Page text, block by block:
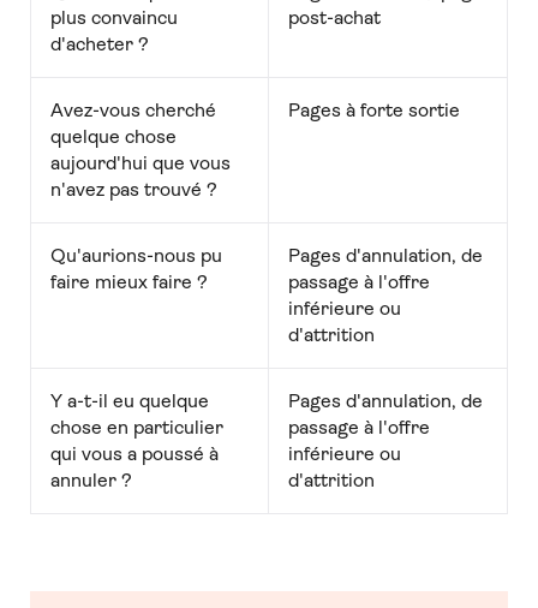
plus convaincu
d'acheter ?
post-achat
Avez-vous cherché
quelque chose
aujourd'hui que vous
n'avez pas trouvé ?
Pages à forte sortie
Qu'aurions-nous pu
faire mieux faire ?
Pages d'annulation, de
passage à l'offre
inférieure ou
d'attrition
Y a-t-il eu quelque
chose en particulier
qui vous a poussé à
annuler ?
Pages d'annulation, de
passage à l'offre
inférieure ou
d'attrition